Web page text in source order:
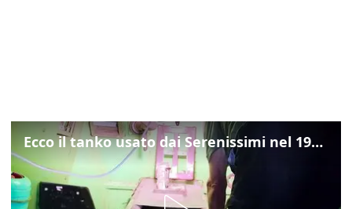
Ecco il tanko usato dai Serenissimi nel 1997 per il blitz a San Marco